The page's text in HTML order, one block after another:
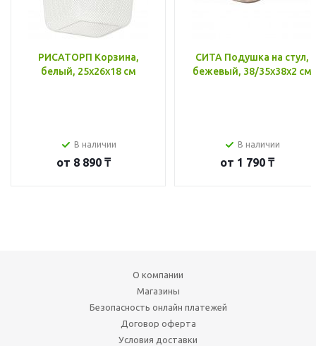
РИСАТОРП Корзина,
белый, 25x26x18 см
В наличии
от 8 890 ₸
СИТА Подушка на стул,
бежевый, 38/35x38x2 см
В наличии
от 1 790 ₸
О компании
Магазины
Безопасность онлайн платежей
Договор оферта
Условия доставки